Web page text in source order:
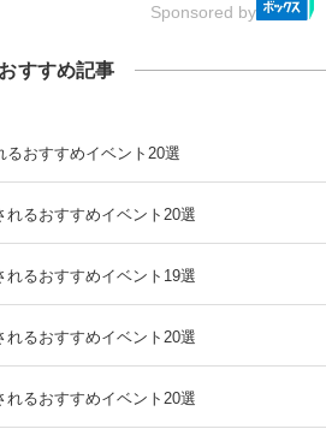
Sponsored by
おすすめ記事
るおすすめイベント20選
るおすすめイベント20選
るおすすめイベント19選
るおすすめイベント20選
れるおすすめイベント20選